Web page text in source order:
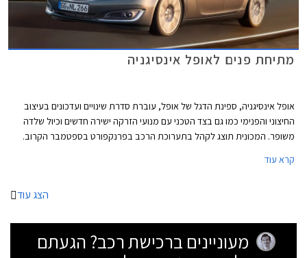
מתיחת פנים לאופל אינסיגניה
אופל אינסיגניה, ספינת הדגל של אופל, עוברת סדרת שינויים ועדכונים בעיצוב
החיצוני והפנימי כמו גם בצד הטכני עם מנועי הזרקה ישירה חדשים וכיול שלדה
משופר. המכונית תוצג לקהל בתערוכת הרכב בפרנקפורט בספטמבר הקרוב.
קרא עוד
הצג עוד
מעוניינים ברכישת רכב? הגעתם